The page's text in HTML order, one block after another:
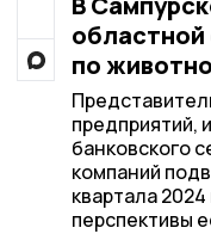
по
предприятий,
банковского
компаний
квартала
перспективы